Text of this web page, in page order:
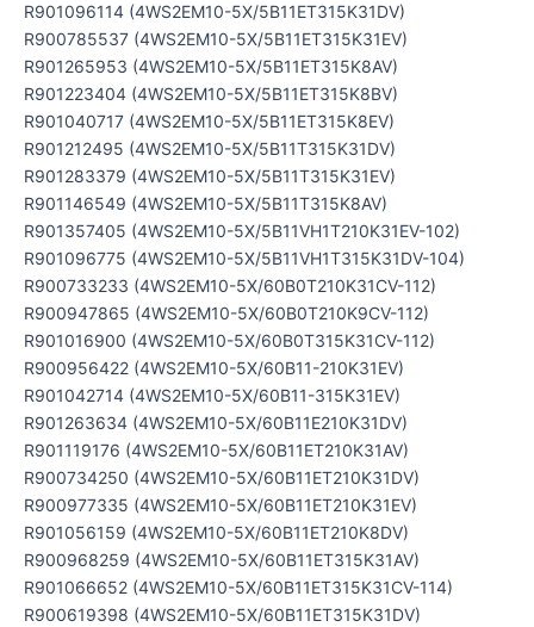
R901096114 (4WS2EM10-5X/5B11ET315K31DV)
R900785537 (4WS2EM10-5X/5B11ET315K31EV)
R901265953 (4WS2EM10-5X/5B11ET315K8AV)
R901223404 (4WS2EM10-5X/5B11ET315K8BV)
R901040717 (4WS2EM10-5X/5B11ET315K8EV)
R901212495 (4WS2EM10-5X/5B11T315K31DV)
R901283379 (4WS2EM10-5X/5B11T315K31EV)
R901146549 (4WS2EM10-5X/5B11T315K8AV)
R901357405 (4WS2EM10-5X/5B11VH1T210K31EV-102)
R901096775 (4WS2EM10-5X/5B11VH1T315K31DV-104)
R900733233 (4WS2EM10-5X/60B0T210K31CV-112)
R900947865 (4WS2EM10-5X/60B0T210K9CV-112)
R901016900 (4WS2EM10-5X/60B0T315K31CV-112)
R900956422 (4WS2EM10-5X/60B11-210K31EV)
R901042714 (4WS2EM10-5X/60B11-315K31EV)
R901263634 (4WS2EM10-5X/60B11E210K31DV)
R901119176 (4WS2EM10-5X/60B11ET210K31AV)
R900734250 (4WS2EM10-5X/60B11ET210K31DV)
R900977335 (4WS2EM10-5X/60B11ET210K31EV)
R901056159 (4WS2EM10-5X/60B11ET210K8DV)
R900968259 (4WS2EM10-5X/60B11ET315K31AV)
R901066652 (4WS2EM10-5X/60B11ET315K31CV-114)
R900619398 (4WS2EM10-5X/60B11ET315K31DV)